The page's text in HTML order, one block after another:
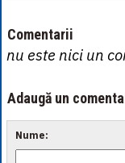
Comentarii
nu este nici un
Adaugă un
Nume: